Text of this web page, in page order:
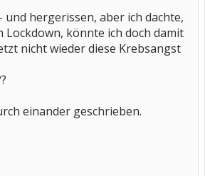
und hergerissen, aber ich dachte,
Lockdown, könnte ich doch damit
nicht wieder diese Krebsangst
einander geschrieben.